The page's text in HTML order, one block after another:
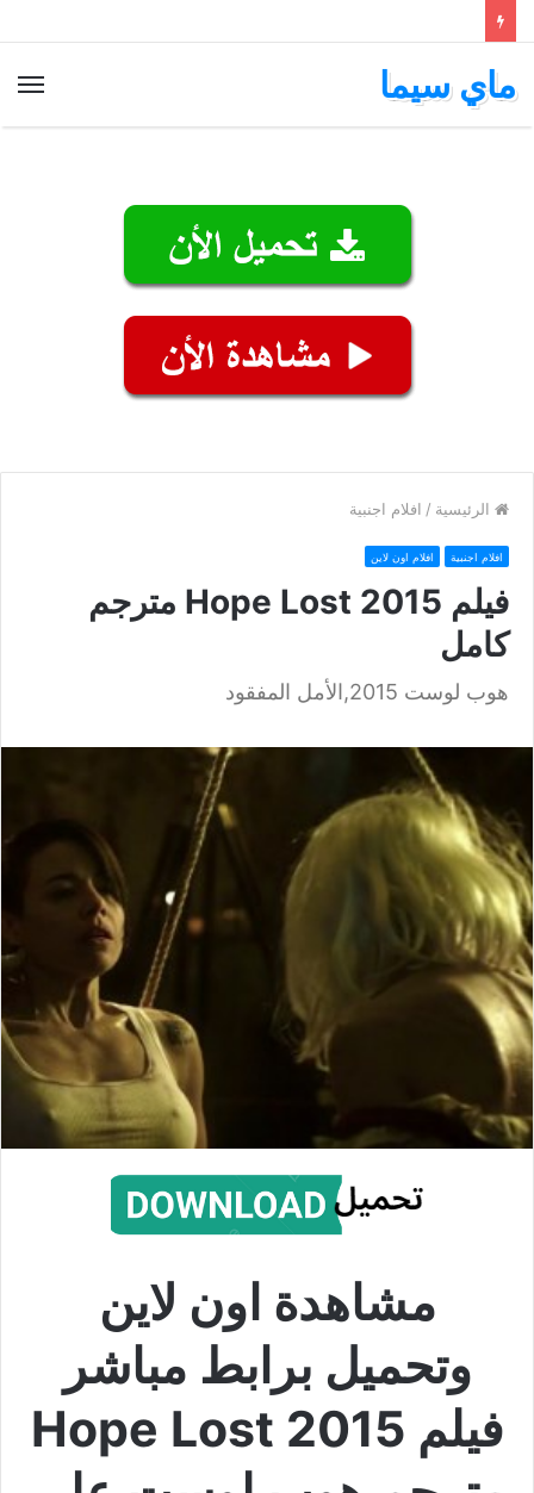
ماي سيما
الرئيسية / افلام اجنبية
افلام اجنبية افلام اون لاين
فيلم Hope Lost 2015 مترجم
كامل
هوب لوست 2015,الأمل المفقود
مشاهدة اون لاين
وتحميل برابط مباشر
فيلم Hope Lost 2015